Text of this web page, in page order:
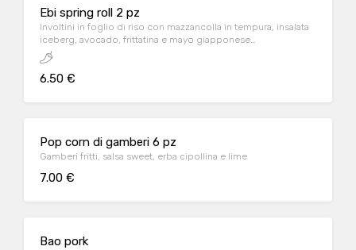
Ebi spring roll 2 pz
Involtini in foglio di riso con mazzancolla in tempura, insalata
iceberg, avocado, frittatina e mayo giapponese
accompagnati da salsa chili
6.50 €
Pop corn di gamberi 6 pz
Gamberi fritti, salsa sweet, erba cipollina e lime
7.00 €
Bao pork